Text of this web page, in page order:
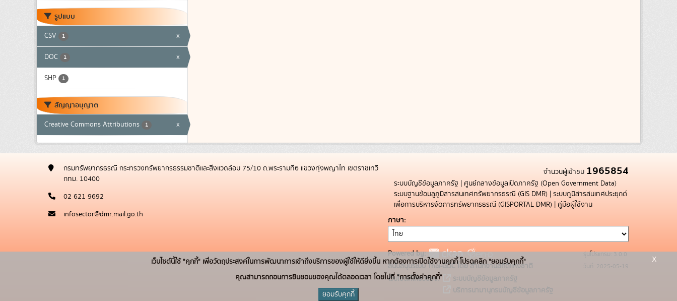
รูปแบบ
CSV 1 x
DOC 1 x
SHP 1
สัญญาอนุญาต
Creative Commons Attributions 1 x
กรมทรัพยากรธรณี กระทรวงทรัพยากรธรรมชาติและสิ่งแวดล้อม 75/10 ถ.พระรามที่6 แขวงทุ่งพญาไท เขตราชเทวี
กทม. 10400
02 621 9692
infosector@dmr.mail.go.th
จำนวนผู้เข้าชม 1965854
ระบบบัญชีข้อมูลภาครัฐ | ศูนย์กลางข้อมูลเปิดภาครัฐ (Open Government Data)
ระบบฐานข้อมลูภูมิสารสนเทศทรัพยากรธรณี (GIS DMR) | ระบบภูมิสารสนเทศประยุกต์
เพื่อการบริหารจัดการทรัพยากรธรณี (GISPORTAL DMR) | คู่มือผู้ใช้งาน
ภาษา
Powered by:
สนับสนุนระบบ Thai-GDC โดย สำนักงานสถิติแห่งชาติ
เว็บไซต์ที่เกี่ยวข้อง:
ระบบบัญชีข้อมูลภาครัฐ
บริการนามานุกรมบัญชีข้อมูลภาครัฐ
รุ่นโปรแกรม: 3.0.0
วันที่: 2025-05-19
เว็บไซต์นี้ใช้ "คุกกี้" เพื่อวัตถุประสงค์ในการพัฒนาการเข้าถึงบริการของผู้ใช้ให้ดียิ่งขึ้น หากต้องการเปิดใช้งานคุกกี้ โปรดคลิก "ยอมรับคุกกี้"
คุณสามารถถอนการยินยอมของคุณได้ตลอดเวลา โดยไปที่ "การตั้งค่าคุกกี้"
ยอมรับคุกกี้
x